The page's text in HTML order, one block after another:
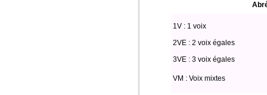
1V : 1 voix
2VE : 2 voix égales
3VE : 3 voix égales
VM : Voix mixtes